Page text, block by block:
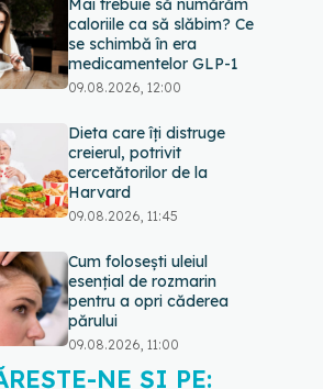
Mai trebuie să numărăm
caloriile ca să slăbim? Ce
se schimbă în era
medicamentelor GLP-1
09.08.2026, 12:00
Dieta care îți distruge
creierul, potrivit
cercetătorilor de la
Harvard
09.08.2026, 11:45
Cum folosești uleiul
esențial de rozmarin
pentru a opri căderea
părului
09.08.2026, 11:00
NE ȘI PE: